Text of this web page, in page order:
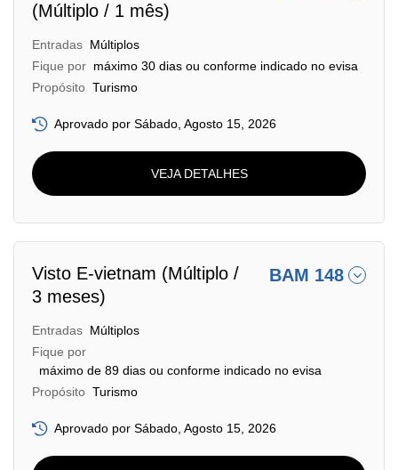
(Múltiplo / 1 mês)
Entradas Múltiplos
Fique por máximo 30 dias ou conforme indicado no evisa
Propósito Turismo
Aprovado por Sábado, Agosto 15, 2026
VEJA DETALHES
Visto E-vietnam (Múltiplo /
3 meses)
BAM 148
Entradas Múltiplos
Fique por
máximo de 89 dias ou conforme indicado no evisa
Propósito Turismo
Aprovado por Sábado, Agosto 15, 2026